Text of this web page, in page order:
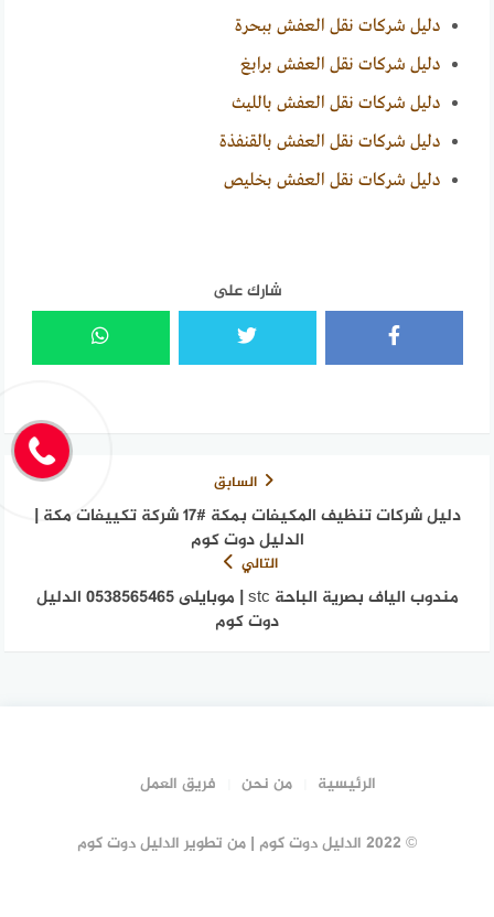
دليل شركات نقل العفش ببحرة
دليل شركات نقل العفش برابغ
دليل شركات نقل العفش بالليث
دليل شركات نقل العفش بالقنفذة
دليل شركات نقل العفش بخليص
شارك على
السابق
دليل شركات تنظيف المكيفات بمكة #17 شركة تكييفات مكة |
الدليل دوت كوم
التالي
مندوب الياف بصرية الباحة stc | موبايلى 0538565465 الدليل
دوت كوم
الرئيسية من نحن فريق العمل
© 2022 الدليل دوت كوم | من تطوير الدليل دوت كوم